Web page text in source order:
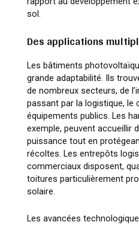
sol.
Des applications
Les bâtiments
grande adaptabilité. Ils
de nombreux secteurs, de
passant par la logistique, le
équipements publics. Les
exemple, peuvent accueillir
puissance tout en
récoltes. Les entrepôts
commerciaux disposent,
toitures particulièrement
solaire.
Les avancées